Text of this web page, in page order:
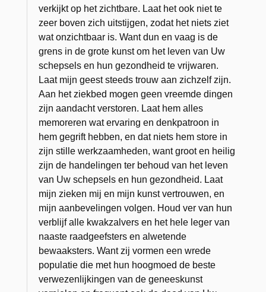
verkijkt op het zichtbare. Laat het ook niet te
zeer boven zich uitstijgen, zodat het niets ziet
wat onzichtbaar is. Want dun en vaag is de
grens in de grote kunst om het leven van Uw
schepsels en hun gezondheid te vrijwaren.
Laat mijn geest steeds trouw aan zichzelf zijn.
Aan het ziekbed mogen geen vreemde dingen
zijn aandacht verstoren. Laat hem alles
memoreren wat ervaring en denkpatroon in
hem gegrift hebben, en dat niets hem store in
zijn stille werkzaamheden, want groot en heilig
zijn de handelingen ter behoud van het leven
van Uw schepsels en hun gezondheid. Laat
mijn zieken mij en mijn kunst vertrouwen, en
mijn aanbevelingen volgen. Houd ver van hun
verblijf alle kwakzalvers en het hele leger van
naaste raadgeefsters en alwetende
bewaaksters. Want zij vormen een wrede
populatie die met hun hoogmoed de beste
verwezenlijkingen van de geneeskunst